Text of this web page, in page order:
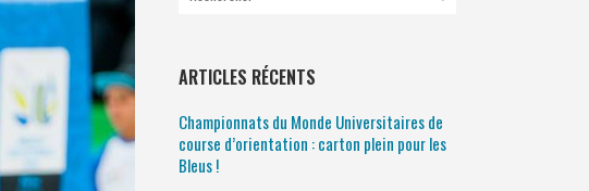
ARTICLES RÉCENTS
Championnats du Monde Universitaires de
course d’orientation : carton plein pour les
Bleus !